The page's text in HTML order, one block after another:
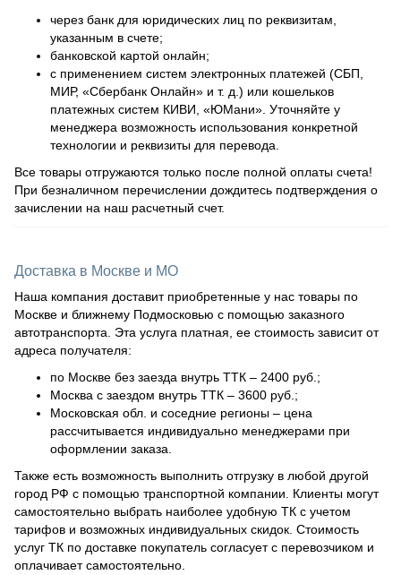
через банк для юридических лиц по реквизитам,
указанным в счете;
банковской картой онлайн;
с применением систем электронных платежей (СБП,
МИР, «Сбербанк Онлайн» и т. д.) или кошельков
платежных систем КИВИ, «ЮМани». Уточняйте у
менеджера возможность использования конкретной
технологии и реквизиты для перевода.
Все товары отгружаются только после полной оплаты счета!
При безналичном перечислении дождитесь подтверждения о
зачислении на наш расчетный счет.
Доставка в Москве и МО
Наша компания доставит приобретенные у нас товары по
Москве и ближнему Подмосковью с помощью заказного
автотранспорта. Эта услуга платная, ее стоимость зависит от
адреса получателя:
по Москве без заезда внутрь ТТК – 2400 руб.;
Москва с заездом внутрь ТТК – 3600 руб.;
Московская обл. и соседние регионы – цена
рассчитывается индивидуально менеджерами при
оформлении заказа.
Также есть возможность выполнить отгрузку в любой другой
город РФ с помощью транспортной компании. Клиенты могут
самостоятельно выбрать наиболее удобную ТК с учетом
тарифов и возможных индивидуальных скидок. Стоимость
услуг ТК по доставке покупатель согласует с перевозчиком и
оплачивает самостоятельно.